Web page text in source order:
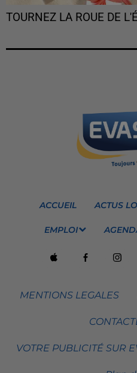
TOURNEZ LA ROUE DE
ACCUEIL ACTUS
EMPLOI
MENTIONS LEGALES
VOTRE PUBLICITÉ SUR